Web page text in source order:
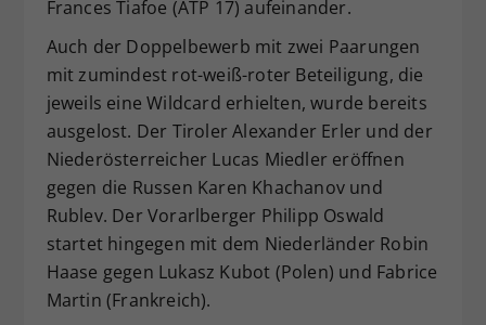
Frances Tiafoe (ATP 17) aufeinander.
Auch der Doppelbewerb mit zwei Paarungen
mit zumindest rot-weiß-roter Beteiligung, die
jeweils eine Wildcard erhielten, wurde bereits
ausgelost. Der Tiroler Alexander Erler und der
Niederösterreicher Lucas Miedler eröffnen
gegen die Russen Karen Khachanov und
Rublev. Der Vorarlberger Philipp Oswald
startet hingegen mit dem Niederländer Robin
Haase gegen Lukasz Kubot (Polen) und Fabrice
Martin (Frankreich).